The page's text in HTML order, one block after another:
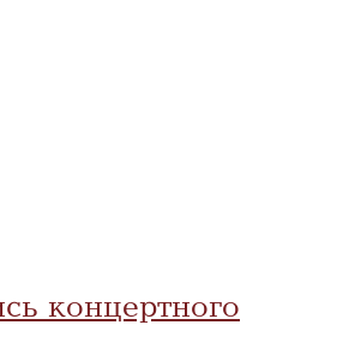
концертного